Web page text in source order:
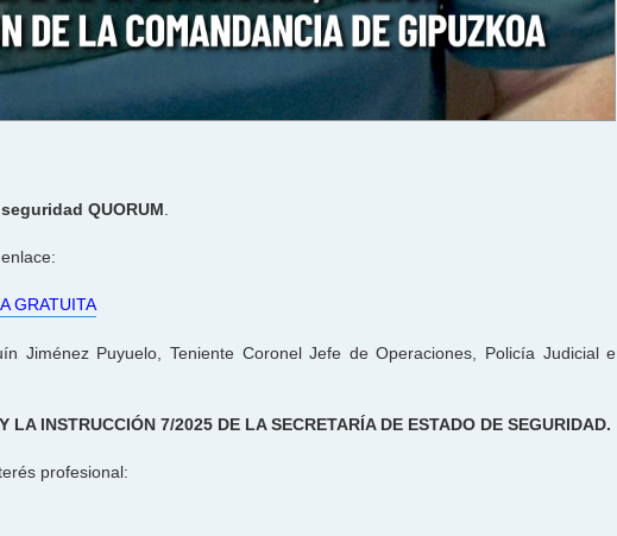
QUORUM
GRATUITA
Jiménez Puyuelo, Teniente Coronel Jefe de Operaciones, Policía Judicial e
LA INSTRUCCIÓN 7/2025 DE LA SECRETARÍA DE ESTADO DE SEGURIDAD.
profesional: